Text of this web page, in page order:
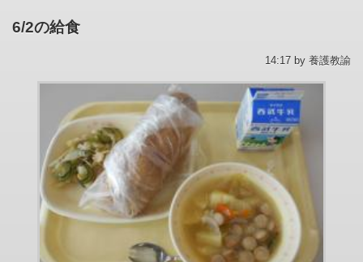
6/2の給食
14:17 by 養護教諭